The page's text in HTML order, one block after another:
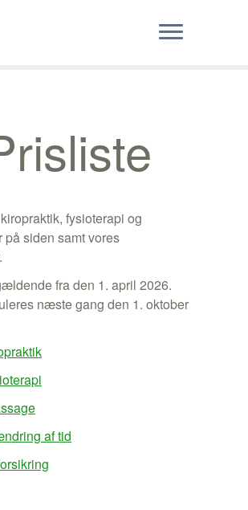
fysioterapi og
på siden samt vores
fra den 1. april 2026.
næste gang den 1. oktober
af tid